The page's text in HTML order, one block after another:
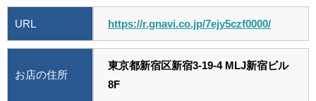
URL https://r.gnavi.co.jp/7ejy5czf0000/
お店の住所
東京都新宿区新宿3-19-4 MLJ新宿ビル
8F